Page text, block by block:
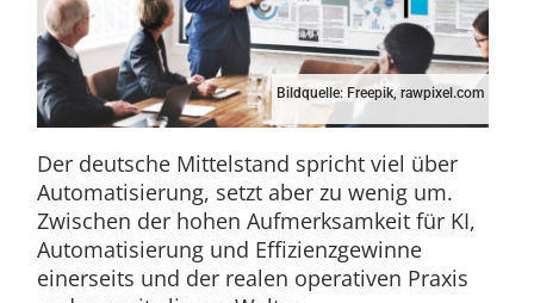
Bildquelle: Freepik, rawpixel.com
Der deutsche Mittelstand spricht viel über
Automatisierung, setzt aber zu wenig um.
Zwischen der hohen Aufmerksamkeit für KI,
Automatisierung und Effizienzgewinne
einerseits und der realen operativen Praxis